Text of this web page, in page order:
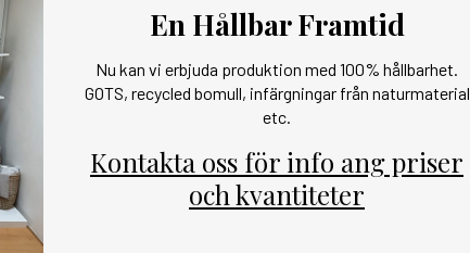
En Hållbar Framtid
Nu kan vi erbjuda produktion med 100% hållbarhet.
GOTS, recycled bomull, infärgningar från naturmaterial
etc.
Kontakta oss för info ang priser
och kvantiteter